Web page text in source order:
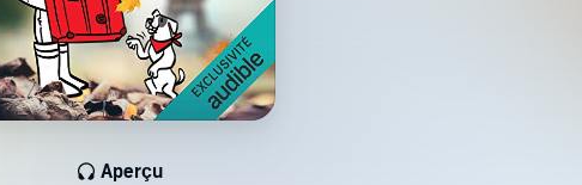
Aperçu